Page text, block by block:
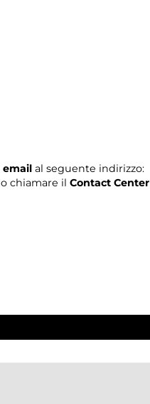
email al seguente indirizzo:
chiamare il Contact Center